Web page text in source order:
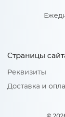
Особенности
Страницы
Реквизиты
Доставка и